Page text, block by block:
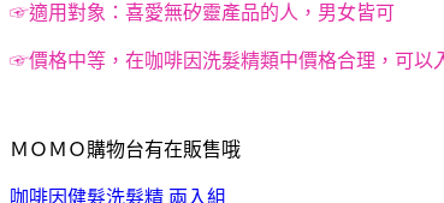
☞適用對象：喜愛無矽靈產品的人，男女皆可
☞價格中等，在咖啡因洗髮精類中價格合理，可以
ＭＯＭＯ購物台有在販售哦
咖啡因健髮洗髮精 兩入組